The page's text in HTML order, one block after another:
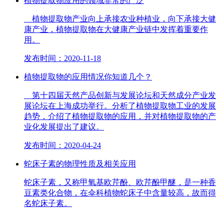
植物提取物产业向上承接农业种植业，向下承接大健
康产业，植物提取物在大健康产业链中发挥着重要作
用。
发布时间：2020-11-18
植物提取物的应用情况你知道几个？
第十四届天然产品创新与发展论坛和天然成分产业发
展论坛在上海成功举行。分析了植物提取物工业的发展
趋势，介绍了植物提取物的应用，并对植物提取物的产
业化发展提出了建议。
发布时间：2020-04-24
蛇床子素的物理性质及相关应用
蛇床子素，又称甲氧基欧芹酚、欧芹酚甲醚，是一种香
豆素类化合物，在伞科植物蛇床子中含量较高，故而得
名蛇床子素。